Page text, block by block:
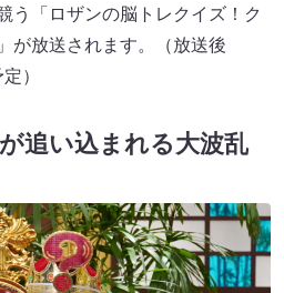
う「ロザンの脳トレクイズ！ク
が放送されます。（放送後
）
追い込まれる大波乱